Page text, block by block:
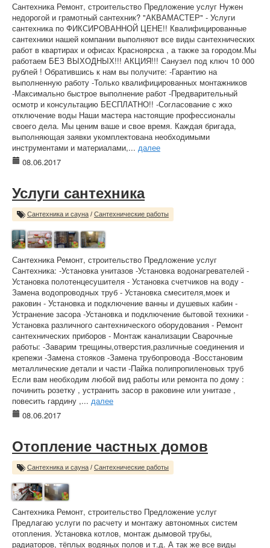
Сантехника Ремонт, строительство Предложение услуг Нужен
недорогой и грамотный сантехник? "АКВАМАСТЕР" - Услуги
сантехника по ФИКСИРОВАННОЙ ЦЕНЕ!! Квалифицированные
сантехники нашей компании выполняют все виды сантехнических
работ в квартирах и офисах Красноярска , а также за городом.Мы
работаем БЕЗ ВЫХОДНЫХ!!! АКЦИЯ!!! Санузел под ключ 10 000
рублей ! Обратившись к нам вы получите: -Гарантию на
выполненную работу -Только квалифицированных монтажников
-Максимально быстрое выполнение работ -Предварительный
осмотр и консультацию БЕСПЛАТНО!! -Согласование с жко
отключение воды Наши мастера настоящие профессионалы
своего дела. Мы ценим ваше и свое время. Каждая бригада,
выполняющая заявки укомплектована необходимыми
инструментами и материалами,... далее
08.06.2017
Услуги сантехника
Сантехника и сауна / Сантехнические работы
Сантехника Ремонт, строительство Предложение услуг
Сантехника: -Установка унитазов -Установка водонагревателей -
Установка полотенцесушителя - Установка счетчиков на воду -
Замена водопроводных труб - Установка смесителя,моек и
раковин - Установка и подключение ванны и душевых кабин -
Устранение засора -Установка и подключение бытовой техники -
Установка различного сантехнического оборудования - Ремонт
сантехнических приборов - Монтаж канализации Сварочные
работы: -Заварим трещины,отверстия,различные соединения и
крепежи -Замена стояков -Замена трубопровода -Восстановим
металлические детали и части -Пайка полипропиленовых труб
Если вам необходим любой вид работы или ремонта по дому :
починить розетку , устранить засор в раковине или унитазе ,
повесить гардину ,... далее
08.06.2017
Отопление частных домов
Сантехника и сауна / Сантехнические работы
Сантехника Ремонт, строительство Предложение услуг
Предлагаю услуги по расчету и монтажу автономных систем
отопления. Установка котлов, монтаж дымовой трубы,
радиаторов, тёплых водяных полов и т.д. А так же все виды